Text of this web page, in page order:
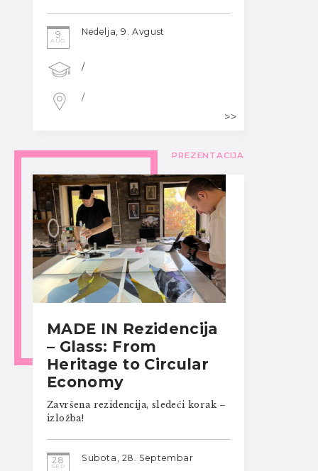
9
AUG
Nedelja, 9. Avgust
/
/
PREZENTACIJA
MADE IN Rezidencija
– Glass: From
Heritage to Circular
Economy
Završena rezidencija, sledeći korak –
izložba!
28
SEP
Subota, 28. Septembar